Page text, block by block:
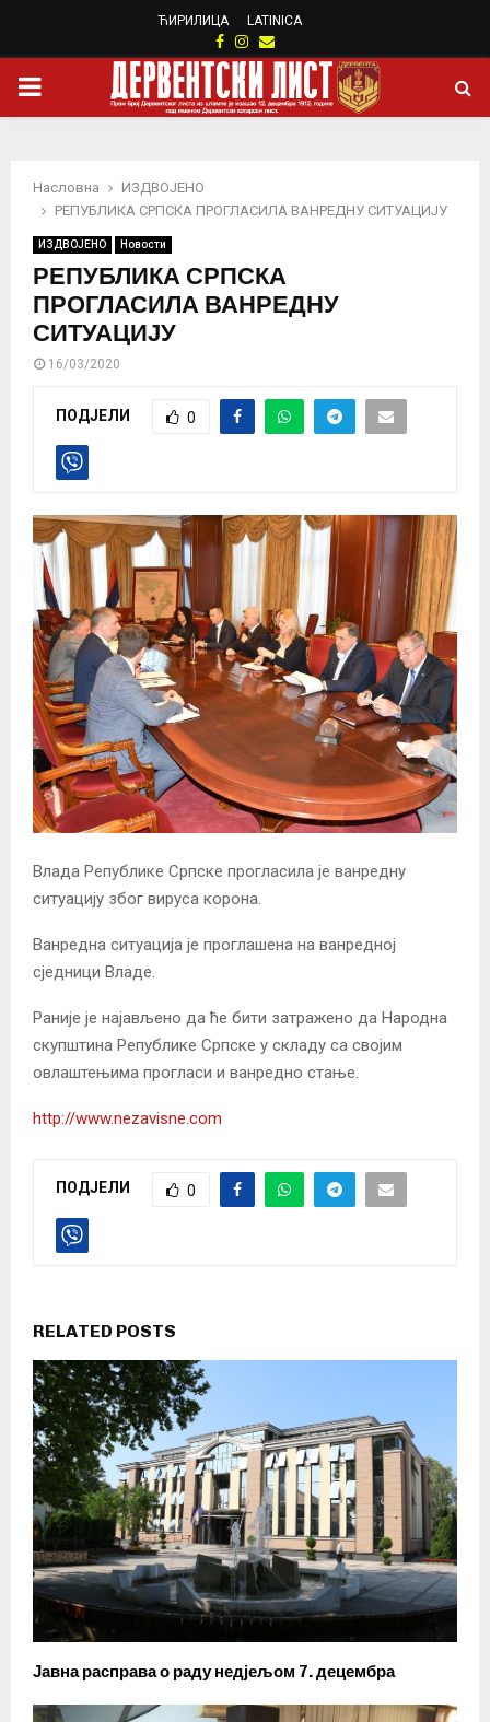
ЋИРИЛИЦА LATINICA
Facebook
Instagram
Email
PRIMARY
Насловна
ИЗДВОЈЕНО
РЕПУБЛИКА СРПСКА ПРОГЛАСИЛА ВАНРЕДНУ СИТУАЦИЈУ
ИЗДВОЈЕНО Новости
РЕПУБЛИКА СРПСКА
ПРОГЛАСИЛА ВАНРЕДНУ
СИТУАЦИЈУ
16/03/2020
ПОДЈЕЛИ 0
Влада Републике Српске прогласила је ванредну
ситуацију због вируса корона.
Ванредна ситуација је проглашена на ванредној
сједници Владе.
Раније је најављено да ће бити затражено да Народна
скупштина Републике Српске у складу са својим
овлаштењима прогласи и ванредно стање.
http://www.nezavisne.com
ПОДЈЕЛИ 0
RELATED POSTS
Јавна расправа о раду недјељом 7. децембра